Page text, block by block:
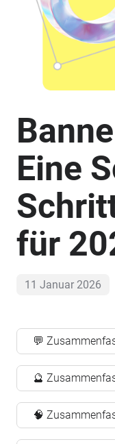
Eine
für
11 Januar 2026
💬
🔮
🧠